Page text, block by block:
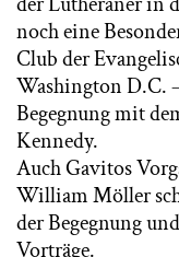
noch eine
Club der
Washington D.C.
Begegnung mit
Kennedy.
Auch Gavitos
William Möller
der Begegnung
Vorträge.